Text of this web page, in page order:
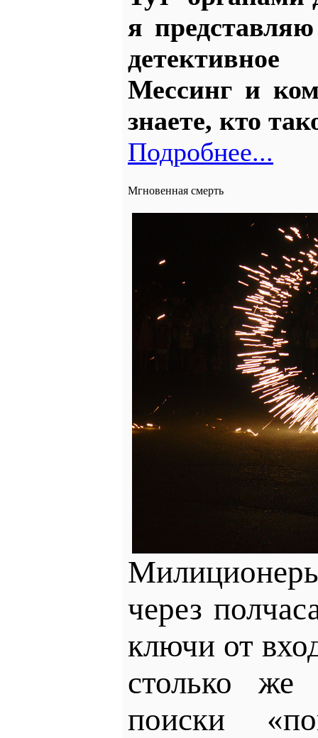
я
Мессинг и
знаете, кто
Подробнее...
Мгновенная смерть
через
ключи от
столько
поиски